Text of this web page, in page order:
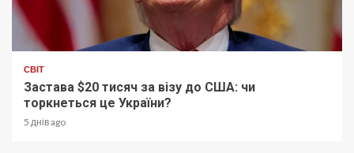
СВІТ
Застава $20 тисяч за візу до США: чи
торкнеться це України?
5 днів ago